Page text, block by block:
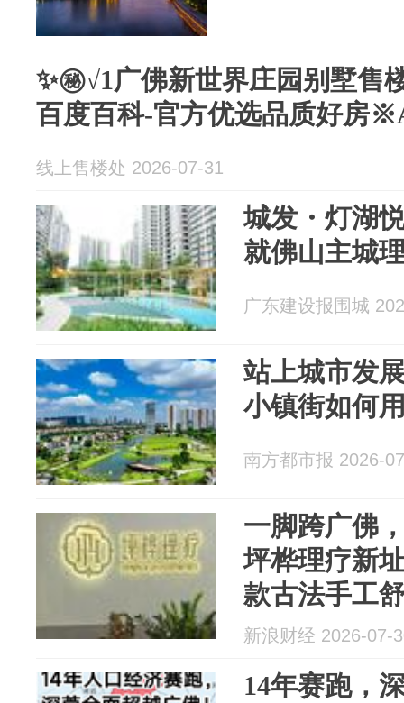
✨㊙√1广佛新世界庄园别墅售
百度百科-官方优选品质好房
线上售楼处 2026-07-31
城发・灯湖
就佛山主城
广东建设报围城
站上城市发
小镇街如何
南方都市报 2026-
一脚跨广佛
坪桦理疗新
款古法手工
新浪财经 2026-07-
14年赛跑，